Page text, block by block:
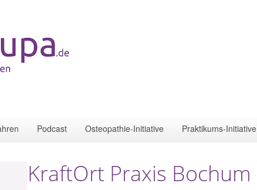
Podcast Osteopathie-Initiative Praktikums-Initiative
KraftOrt Praxis Bochum